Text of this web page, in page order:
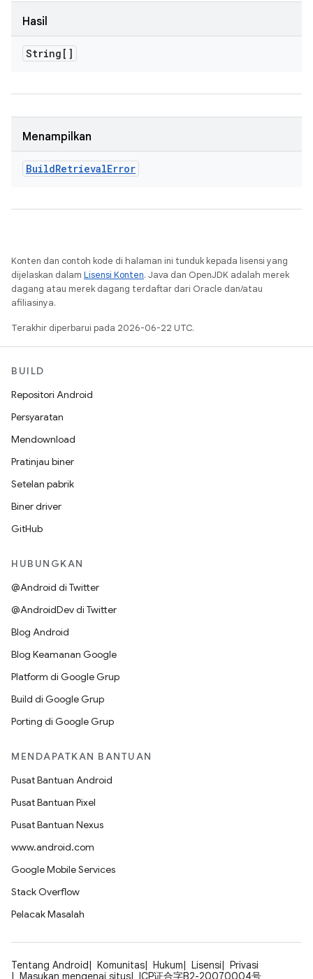
Hasil
String[]
Menampilkan
BuildRetrievalError
Konten dan contoh kode di halaman ini tunduk kepada lisensi yang
dijelaskan dalam Lisensi Konten. Java dan OpenJDK adalah merek
dagang atau merek dagang terdaftar dari Oracle dan/atau
afiliasinya.
Terakhir diperbarui pada 2026-06-22 UTC.
BUILD
Repositori Android
Persyaratan
Mendownload
Pratinjau biner
Setelan pabrik
Biner driver
GitHub
HUBUNGKAN
@Android di Twitter
@AndroidDev di Twitter
Blog Android
Blog Keamanan Google
Platform di Google Grup
Build di Google Grup
Porting di Google Grup
MENDAPATKAN BANTUAN
Pusat Bantuan Android
Pusat Bantuan Pixel
Pusat Bantuan Nexus
www.android.com
Google Mobile Services
Stack Overflow
Pelacak Masalah
Tentang Android Komunitas Hukum Lisensi
Privasi
Masukan mengenai situs
ICP证合字B2-20070004号